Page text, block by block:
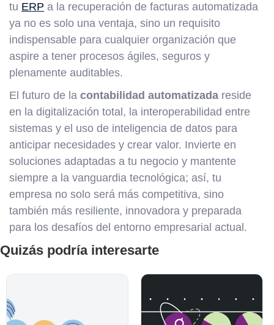
tu ERP a la recuperación de facturas automatizada
ya no es solo una ventaja, sino un requisito
indispensable para cualquier organización que
aspire a tener procesos ágiles, seguros y
plenamente auditables.
El futuro de la contabilidad automatizada reside
en la digitalización total, la interoperabilidad entre
sistemas y el uso de inteligencia de datos para
anticipar necesidades y crear valor. Invierte en
soluciones adaptadas a tu negocio y mantente
siempre a la vanguardia tecnológica; así, tu
empresa no solo será más competitiva, sino
también más resiliente, innovadora y preparada
para los desafíos del entorno empresarial actual.
Quizás podría interesarte